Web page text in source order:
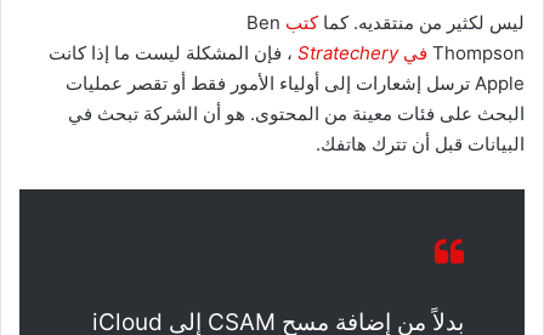
ليس لكثير من منتقديه. كماكتب Ben
Thompson فيStratechery ، فإن المشكلة ليست ما إذا كانت
Apple ترسل إشعارات إلى أولياء الأمور فقط أو تقصر عمليات
البحث على فئات معينة من المحتوى. هو أن الشركة تبحث في
البيانات قبل أن تترك هاتفك.
بدلاً من إضافة مسح CSAM إلى iCloud